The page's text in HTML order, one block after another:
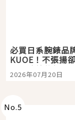
必買日系腕錶品
KUOE！不張揚
時間洗鍊的經典
選
2026年07月20日
No.5